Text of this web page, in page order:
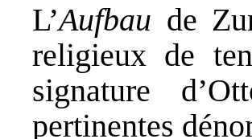
L’Aufbau de
religieux de
signature
pertinentes